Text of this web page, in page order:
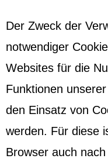
Der Zweck der
notwendiger
Websites für die
Funktionen
den Einsatz von
werden. Für diese
Browser auch